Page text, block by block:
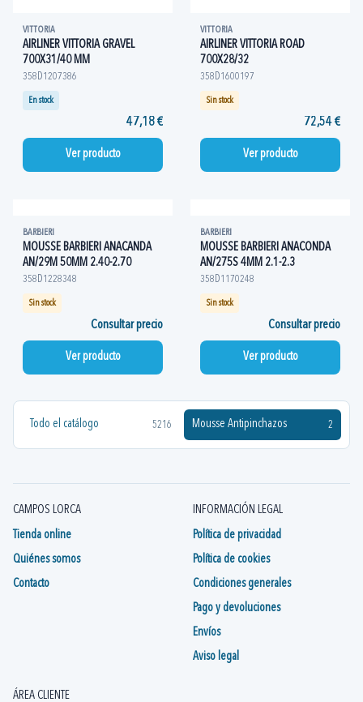
Todo el catálogo 5216 Mousse Antipinchazos 2
VITTORIA
AIRLINER VITTORIA GRAVEL
700X31/40 MM
358D1207386
En stock
47,18 €
Ver producto
VITTORIA
AIRLINER VITTORIA ROAD
700X28/32
358D1600197
Sin stock
72,54 €
Ver producto
BARBIERI
MOUSSE BARBIERI ANACANDA
AN/29M 50MM 2.40-2.70
358D1228348
Sin stock
Consultar precio
Ver producto
BARBIERI
MOUSSE BARBIERI ANACONDA
AN/275S 4MM 2.1-2.3
358D1170248
Sin stock
Consultar precio
Ver producto
CAMPOS LORCA
Tienda online
Quiénes somos
Contacto
INFORMACIÓN LEGAL
Política de privacidad
Política de cookies
Condiciones generales
Pago y devoluciones
Envíos
Aviso legal
ÁREA CLIENTE